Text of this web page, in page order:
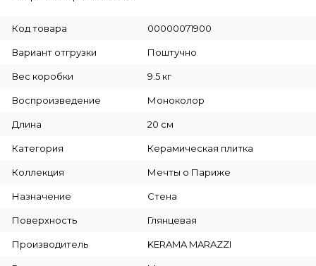
Код товара 00000071900
Вариант отгрузки Поштучно
Вес коробки 9.5 кг
Воспроизведение Моноколор
Длина 20 см
Категория Керамическая плитка
Коллекция Мечты о Париже
Назначение Стена
Поверхность Глянцевая
Производитель KERAMA MARAZZI